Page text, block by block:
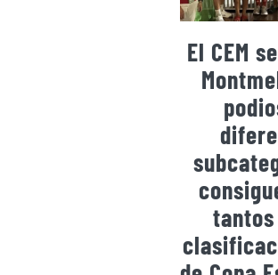
El CEM